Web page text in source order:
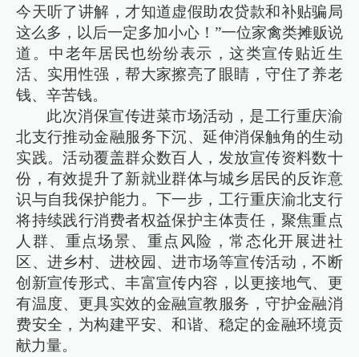
今天听了讲解，才知道虚假助农贷款和补贴骗局
这么多，以后一定多加小心！”一位家禽类摊贩说
道。中老年居民也纷纷表示，这类宣传贴近生
活、实用性强，帮大家擦亮了眼睛，守住了养老
钱、辛苦钱。​
此次消保宣传进菜市场活动，是工行重庆渝
北支行推动金融服务下沉、延伸消保触角的生动
实践。活动覆盖群众数百人，发放宣传资料数十
份，有效提升了新就业群体与城乡居民的反诈意
识与自我保护能力。下一步，工行重庆渝北支行
将持续践行消费者权益保护主体责任，聚焦重点
人群、重点场景、重点风险，常态化开展进社
区、进乡村、进校园、进市场等宣传活动，不断
创新宣传形式、丰富宣传内容，以更接地气、更
有温度、更具实效的金融宣教服务，守护金融消
费安全，为构建平安、和谐、稳定的金融环境贡
献力量。